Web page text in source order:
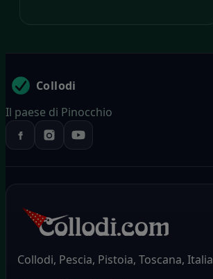
Collodi
Il paese di Pinocchio
Collodi, Pescia, Pistoia, Toscana, Italia